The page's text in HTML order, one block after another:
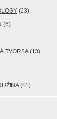
(23)
(6)
TVORBA(13)
(41)